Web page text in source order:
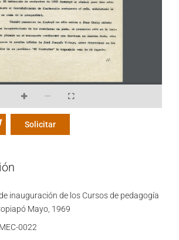
Solicitar
inauguración de los Cursos de pedagogía
Mayo, 1969
0022